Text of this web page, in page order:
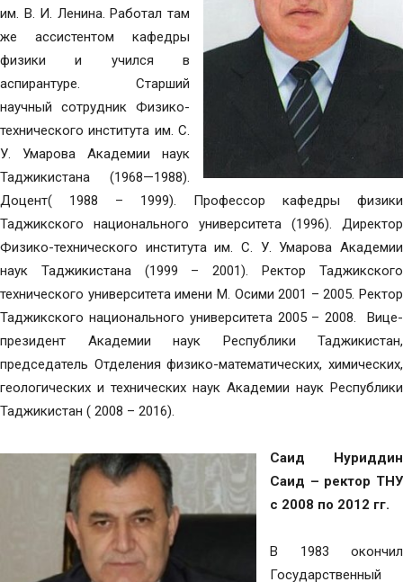
им. В. И. Ленина. Работал там
же ассистентом кафедры
физики и учился в
аспирантуре. Старший
научный сотрудник Физико-
технического института им. С.
У. Умарова Академии наук
Таджикистана (1968—1988).
Доцент( 1988 – 1999). Профессор кафедры физики
Таджикского национального университета (1996). Директор
Физико-технического института им. С. У. Умарова Академии
наук Таджикистана (1999 – 2001). Ректор Таджикского
технического университета имени М. Осими 2001 – 2005. Ректор
Таджикского национального университета 2005 – 2008. Вице-
президент Академии наук Республики Таджикистан,
председатель Отделения физико-математических, химических,
геологических и технических наук Академии наук Республики
Таджикистан ( 2008 – 2016).
Саид Нуриддин
Саид – ректор ТНУ
с 2008 по 2012 гг.
В 1983 окончил
Государственный